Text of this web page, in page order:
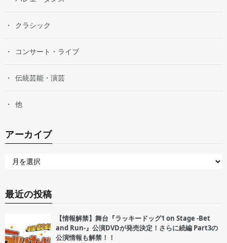
クラシック
コンサート・ライブ
伝統芸能・演芸
他
アーカイブ
最近の投稿
【情報解禁】舞台『ラッキードッグ1 on Stage -Bet
and Run-』公演DVDが発売決定！さらに続編 Part3の
公演情報も解禁！！